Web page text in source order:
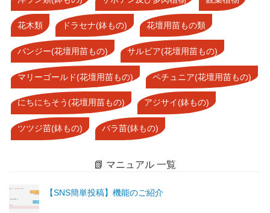
花木類 ドラセナ(鉢もの) 花壇用苗もの類
パンジー(花壇用苗もの) サルビア(花壇用苗もの)
マリーゴールド(花壇用苗もの) ペチュニア(花壇用苗もの)
にちにちそう(花壇用苗もの) アジサイ(鉢もの)
ツツジ苗(鉢もの) バラ苗(鉢もの)
📗 マニュアル 一覧
【SNS簡単投稿】機能のご紹介